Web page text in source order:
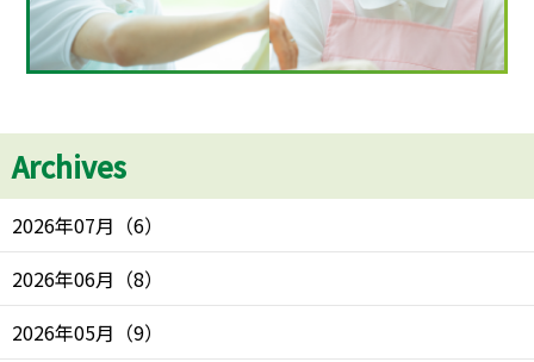
Archives
2026年07月 （6）
2026年06月 （8）
2026年05月 （9）